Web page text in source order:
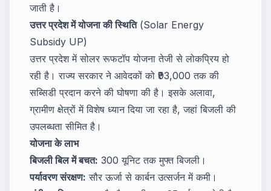
जाती है।
उत्तर प्रदेश में योजना की स्थिति(Solar Energy
Subsidy UP)
उत्तर प्रदेश में सोलर रूफटॉप योजना तेजी से लोकप्रिय हो
रही है। राज्य सरकार ने आवेदकों को ₹93,000 तक की
सब्सिडी प्रदान करने की घोषणा की है। इसके अलावा,
ग्रामीण क्षेत्रों में विशेष ध्यान दिया जा रहा है, जहां बिजली की
उपलब्धता सीमित है।
योजना के लाभ
बिजली बिल में बचत: 300 यूनिट तक मुफ्त बिजली।
पर्यावरण संरक्षण: सौर ऊर्जा से कार्बन उत्सर्जन में कमी।